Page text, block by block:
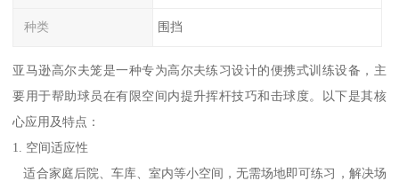
种类 围挡
亚马逊高尔夫笼是一种专为高尔夫练习设计的便携式训练设备，主
要用于帮助球员在有限空间内提升挥杆技巧和击球度。以下是其核
心应用及特点：
1. 空间适应性
适合家庭后院、车库、室内等小空间，无需场地即可练习，解决场